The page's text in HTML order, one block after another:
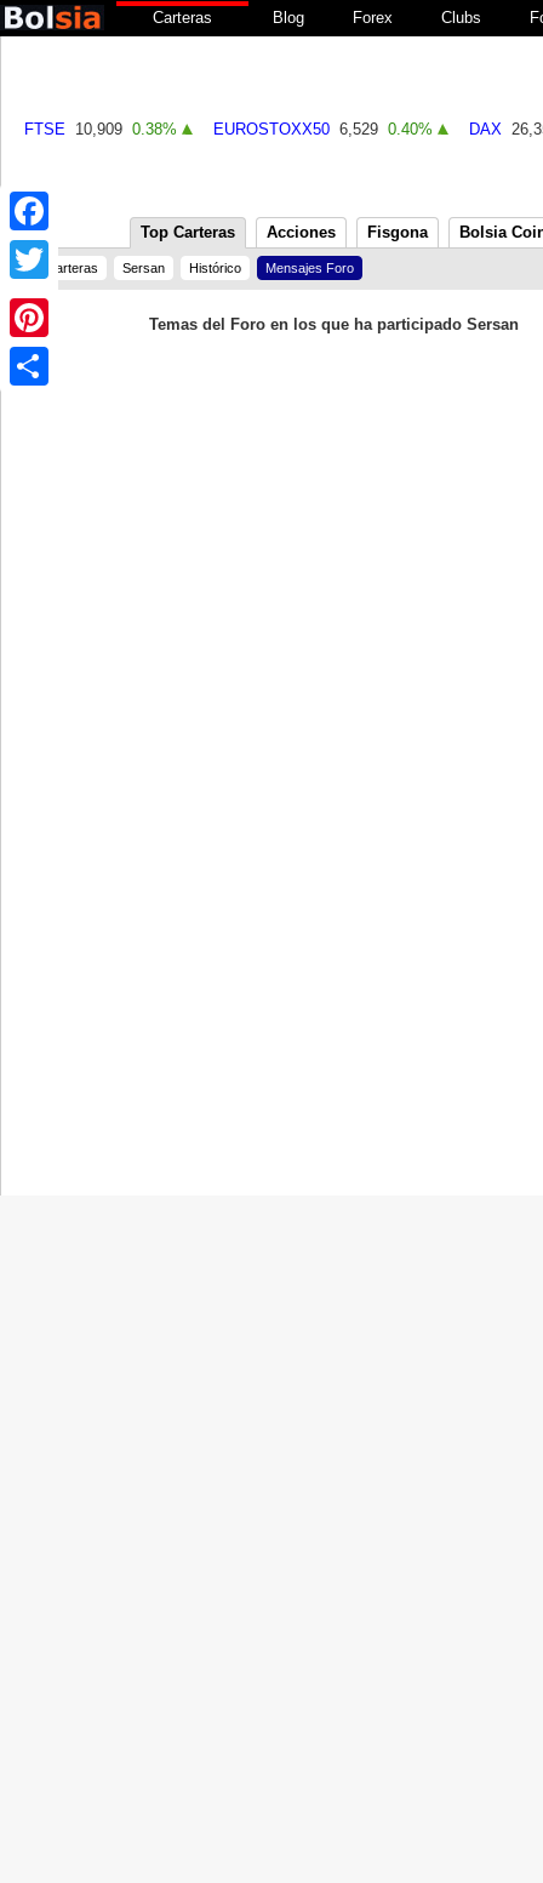
Carteras Blog Forex Clubs
FTSE 10,909 0.38% EUROSTOXX50 6,529 0.40% DAX
Top Carteras Acciones Fisgona Bolsia
Carteras Sersan Histórico Mensajes Foro
Temas del Foro en los que ha participado Sersan
Facebook
Twitter
Pinterest